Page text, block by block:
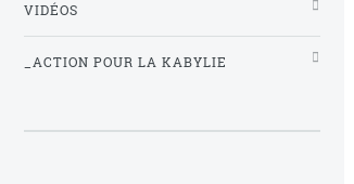
VIDÉOS
_ACTION POUR LA KABYLIE